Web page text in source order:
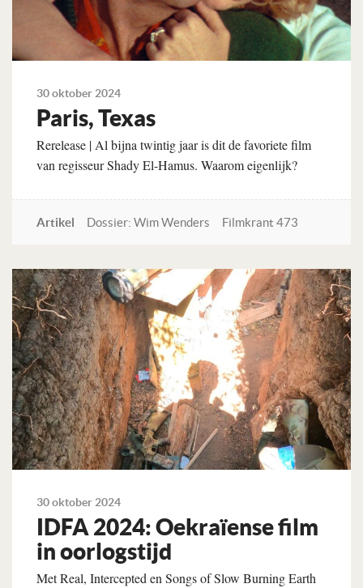
30 oktober 2024
Paris, Texas
Rerelease | Al bijna twintig jaar is dit de favoriete film
van regisseur Shady El-Hamus. Waarom eigenlijk?
Artikel Dossier: Wim Wenders Filmkrant 473
Lees verder
30 oktober 2024
IDFA 2024: Oekraïense film
in oorlogstijd
Met Real, Intercepted en Songs of Slow Burning Earth